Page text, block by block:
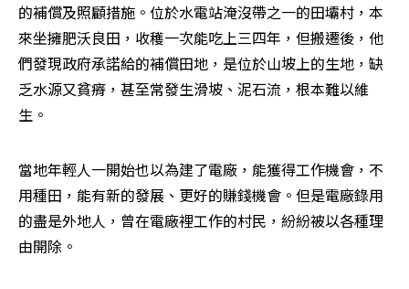
的補償及照顧措施。位於水電站淹沒帶之一的田壩村，本
來坐擁肥沃良田，收穫一次能吃上三四年，但搬遷後，他
們發現政府承諾給的補償田地，是位於山坡上的生地，缺
乏水源又貧瘠，甚至常發生滑坡、泥石流，根本難以維
生。
當地年輕人一開始也以為建了電廠，能獲得工作機會，不
用種田，能有新的發展、更好的賺錢機會。但是電廠錄用
的盡是外地人，曾在電廠裡工作的村民，紛紛被以各種理
由開除。